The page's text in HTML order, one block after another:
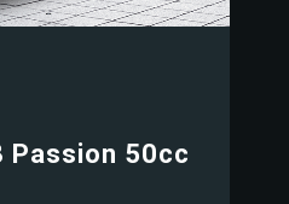
Passion 50cc